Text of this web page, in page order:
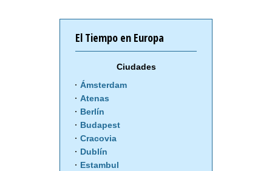
El Tiempo en Europa
Ciudades
Ámsterdam
Atenas
Berlín
Budapest
Cracovia
Dublín
Estambul